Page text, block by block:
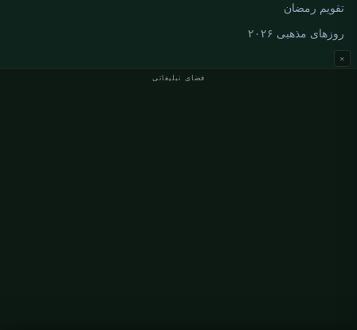
فضای تبلیغاتی
×
تقویم رمضان
روزهای مذهبی ۲۰۲۶